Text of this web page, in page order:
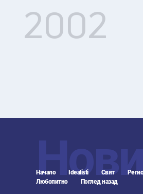
2002
Начало Idealisti Свят
Любопитно
Поглед назад